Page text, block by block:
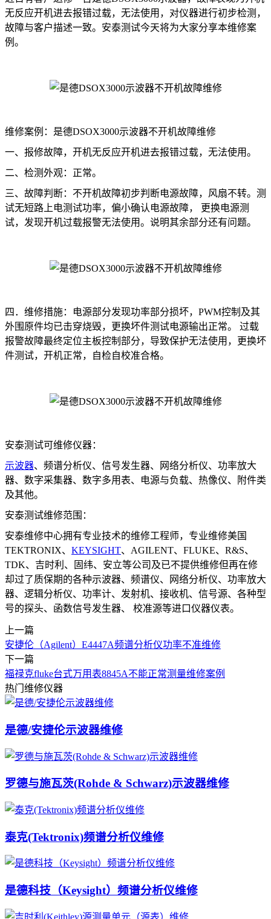
无反应开机进去报错过载，无法使用，对仪器进行初步检测，
故障与客户描述一致。安泰测试今天将为大家分享本维修案
例。
维修案例：是德DSOX3000示波器不开机故障维修
一、报修故障，开机无反应开机进去报错过载，无法使用。
二、检测外观：正常。
三、故障判断：不开机故障初步判断电源故障，风扇不转。测
试无短路上电测试功率，偏小确认电源故障， 更换电源测
试，发现开机过载报警无法使用。说明其余部分还有问题。
四．维修措施：电源部分发现功率部分损坏，PWM控制及其
外围原件均已击穿烧毁，更换坏件测试电源输出正常。 过载
报警故障最终定位主板控制部分，导致保护无法使用，更换坏
件测试，开机正常，自检自校准合格。
安泰测试可维修仪器：
示波器、频谱分析仪、信号发生器、网络分析仪、功率放大
器、数字采集器、数字多用表、电源与负载、热像仪、附件类
及其他。
安泰测试维修范围：
安泰维修中心拥有专业技术的维修工程师，专业维修美国
TEKTRONIX、 KEYSIGHT、AGILENT、FLUKE、R&S、
TDK、吉时利、固纬、安立等公司及已不提供维修但再在修
却过了质保期的各种示波器、频谱仪、网络分析仪、功率放大
器、逻辑分析仪、功率计、发射机、接收机、信号源、各种型
号的探头、函数信号发生器、 校准源等进口仪器仪表。
上一篇
安捷伦（Agilent）E4447A频谱分析仪功率不准维修
下一篇
福禄克fluke台式万用表8845A不能正常测量维修案例
热门维修仪器
是德/安捷伦示波器维修
罗德与施瓦茨(Rohde & Schwarz)示波器维修
泰克(Tektronix)频谱分析仪维修
是德科技（Keysight）频谱分析仪维修